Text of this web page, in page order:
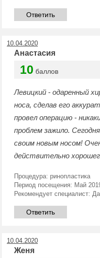
Ответить
10.04.2020
Анастасия
10 баллов
Левицкий - одаренный
носа, сделав его
провел операцию -
проблем зажило.
своим новым носом!
действительно
Процедура: ринопластика
Период посещения: Май
Рекомендует специалист: Да
Ответить
10.04.2020
Женя